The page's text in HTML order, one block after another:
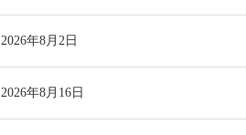
2026年8月2日
2026年8月16日